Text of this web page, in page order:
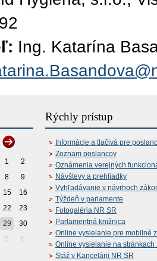
Ing. Katarína
1
2
8
9
15
16
22
23
29
30
5 6
Rýchly prístup
Informácie a tlačivá pre
Zoznam poslancov
Oznámenia verejných
Návštevy a prehliadky
Vyhľadávanie v návrhoch
Týždeň v parlamente
Fotogaléria NR SR
Parlamentná knižnica
Online vysielanie pre mobilné
Online vysielanie na stránkach
Stáž v Kancelárii NR SR